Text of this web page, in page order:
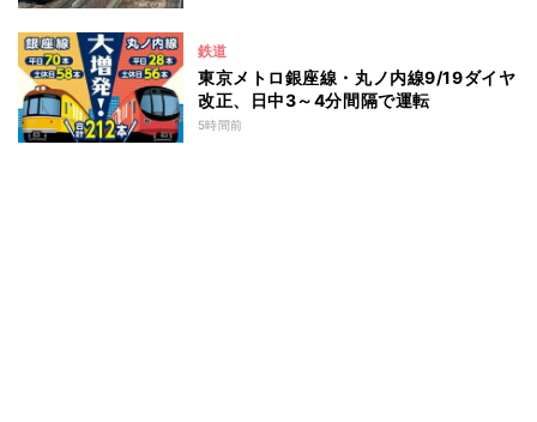
鉄道
東京メトロ銀座線・丸ノ内線9/19ダイヤ
改正、日中3～4分間隔で運転
5時間前